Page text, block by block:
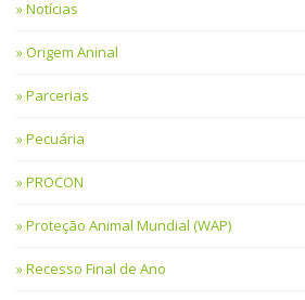
Notícias
Origem Aninal
Parcerias
Pecuária
PROCON
Proteção Animal Mundial (WAP)
Recesso Final de Ano